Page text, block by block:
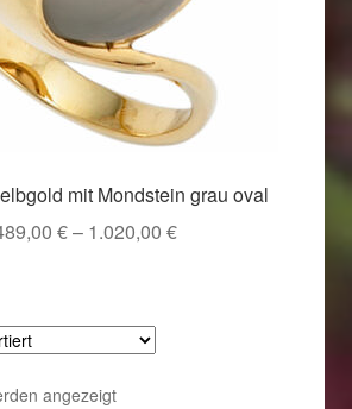
mit Mondstein grau oval
€– 1.020,00 €Preisspanne:
angezeigtNach